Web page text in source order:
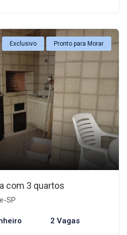
Exclusivo Pronto para Morar
com 3 quartos
SP
2 Vagas